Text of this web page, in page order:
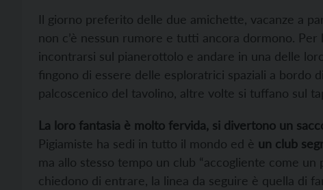
Il giorno preferito delle due amichette, vacanze a
non c’è nessun rumore e tutti ancora dormono.
incontrarsi sul pianerottolo e andare in una delle
fingono di essere delle esploratrici spaziali a bordo
palcoscenico del tavolino, altre volte si tuffano sul
La loro fantasia è molto fervida, si divertono un
Pigiamiste ha sedi in tutto il mondo ed è un club
ma allo stesso tempo un club “accogliente come un
chiedono di entrare, la linea da seguire è quella di